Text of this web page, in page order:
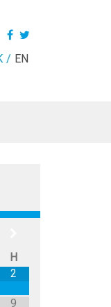
EN
Н
2
9